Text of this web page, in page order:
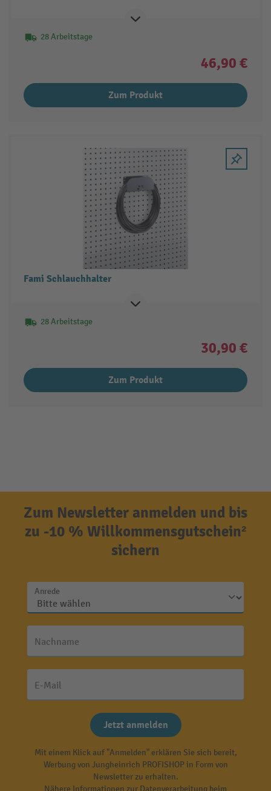
28 Arbeitstage
46,90 €
Zum Produkt
Fami Schlauchhalter
28 Arbeitstage
30,90 €
Zum Produkt
Zum Newsletter anmelden und bis
zu -10 % Willkommensgutschein²
sichern
Anrede
Nachname
E-Mail
Jetzt anmelden
Mit einem Klick auf "Anmelden" erklären Sie sich bereit,
Werbung von Jungheinrich PROFISHOP in Form von
Newsletter zu erhalten.